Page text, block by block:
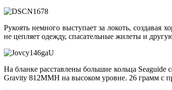
Рукоять немного выступает за локоть,
не цепляет одежду, спасательные жилеты и
На бланке расставлены большие кольца
Gravity 812MMH на высоком уровне. 26 грамм с